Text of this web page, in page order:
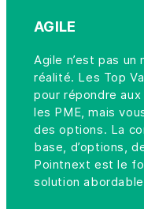
AGILE
Agile n’est pas un
réalité. Les Top
pour répondre
les PME, mais
des options. La
base, d’options,
Pointnext est le
solution